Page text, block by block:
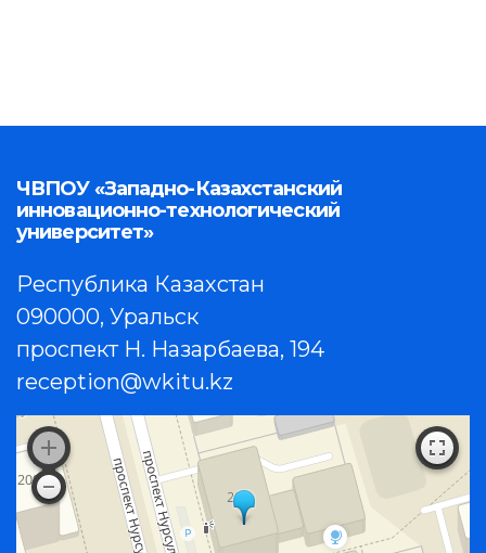
ЧВПОУ «Западно-Казахстанский
инновационно-технологический
университет»
Республика Казахстан
090000, Уральск
проспект Н. Назарбаева, 194
reception@wkitu.kz